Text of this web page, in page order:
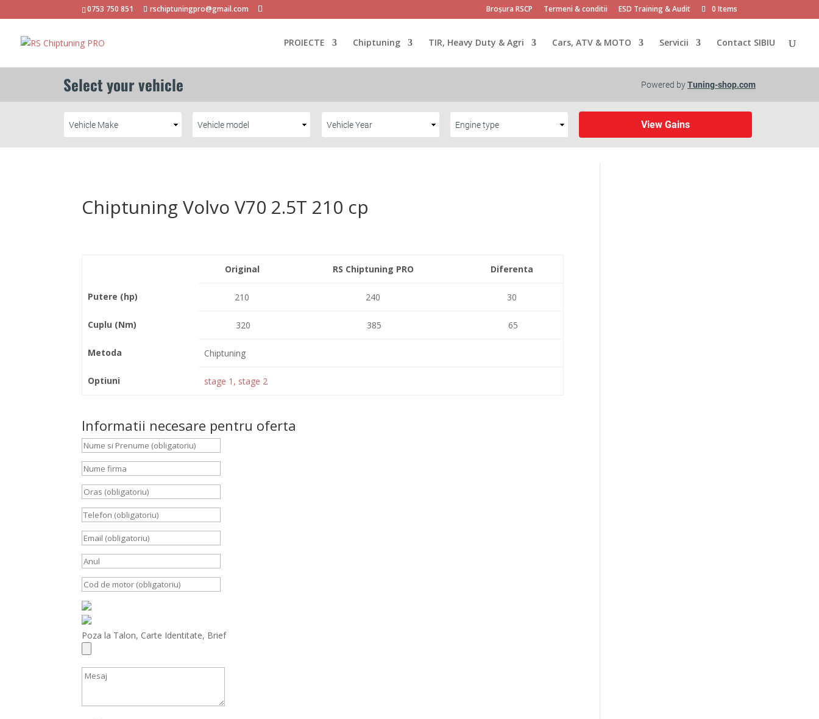
0753 750 851 rschiptuningpro@gmail.com Broșura RSCP Termeni & conditii ESD Training & Audit 0 Items
PROIECTE Chiptuning TIR, Heavy Duty & Agri Cars, ATV & MOTO Servicii Contact SIBIU
Chiptuning Volvo V70 2.5T 210 cp
Original RS Chiptuning PRO Diferenta
Putere (hp) 210 240 30
Cuplu (Nm) 320 385 65
Metoda Chiptuning
Optiuni stage 1, stage 2
Informatii necesare pentru oferta
Poza la Talon, Carte Identitate, Brief